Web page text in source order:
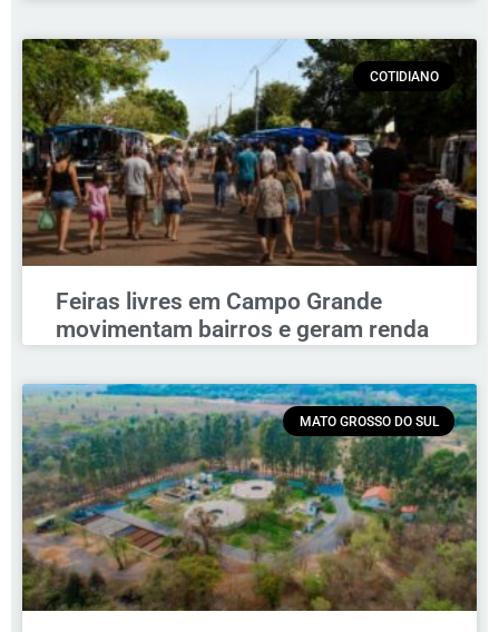
COTIDIANO
Feiras livres em Campo Grande
movimentam bairros e geram renda
MATO GROSSO DO SUL